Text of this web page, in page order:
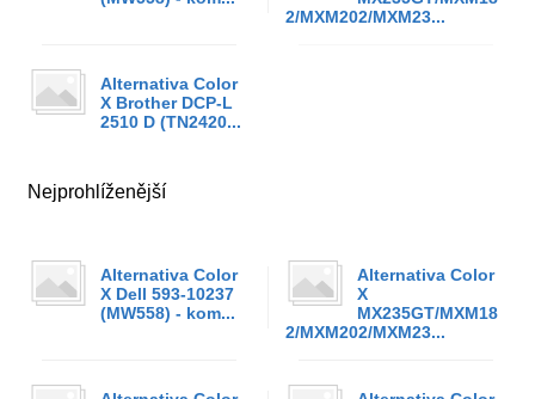
2/MXM202/MXM23...
Alternativa Color
X Brother DCP-L
2510 D (TN2420...
Nejprohlíženější
Alternativa Color
X Dell 593-10237
(MW558) - kom...
Alternativa Color
X
MX235GT/MXM18
2/MXM202/MXM23...